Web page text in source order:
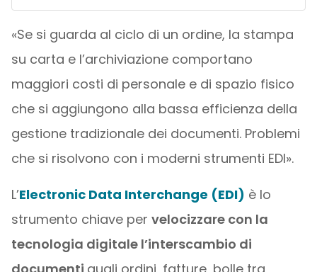
«Se si guarda al ciclo di un ordine, la stampa
su carta e l’archiviazione comportano
maggiori costi di personale e di spazio fisico
che si aggiungono alla bassa efficienza della
gestione tradizionale dei documenti. Problemi
che si risolvono con i moderni strumenti EDI».
L’Electronic Data Interchange (EDI) è lo
strumento chiave per velocizzare con la
tecnologia digitale l’interscambio di